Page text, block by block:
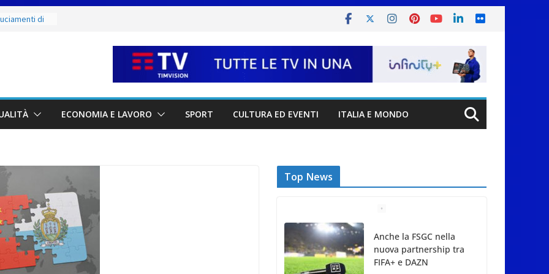
di
della città e
sul
locali
luoghi del
ECONOMIA E LAVORO SPORT CULTURA ED EVENTI ITALIA E MONDO
Top News
Anche la FSGC nella
nuova partnership tra
FIFA+ e DAZN